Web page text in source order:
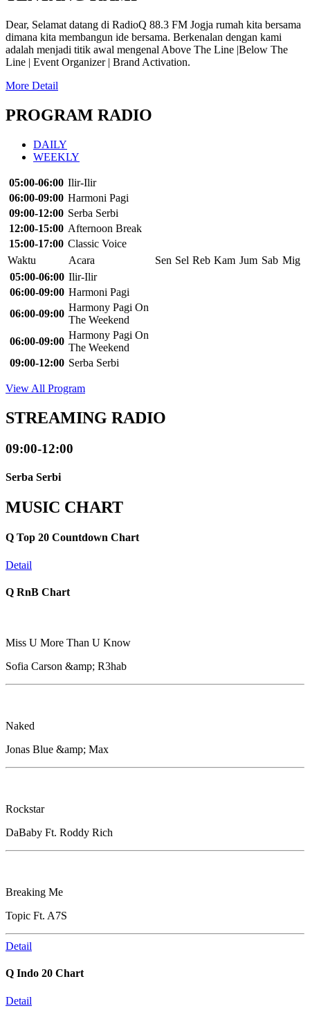
Dear, Selamat datang di RadioQ 88.3 FM Jogja rumah kita bersama
dimana kita membangun ide bersama. Berkenalan dengan kami
adalah menjadi titik awal mengenal Above The Line |Below The
Line | Event Organizer | Brand Activation.
More Detail
PROGRAM RADIO
DAILY
WEEKLY
05:00-06:00 Ilir-Ilir
06:00-09:00 Harmoni Pagi
09:00-12:00 Serba Serbi
12:00-15:00 Afternoon Break
15:00-17:00 Classic Voice
Waktu
Acara Sen Sel Reb Kam Jum Sab Mig
05:00-06:00 Ilir-Ilir
06:00-09:00 Harmoni Pagi
06:00-09:00
Harmony Pagi On
The Weekend
06:00-09:00
Harmony Pagi On
The Weekend
09:00-12:00 Serba Serbi
View All Program
STREAMING RADIO
09:00-12:00
Serba Serbi
MUSIC CHART
Q Top 20 Countdown Chart
Detail
Q RnB Chart
Miss U More Than U Know
Sofia Carson &amp; R3hab
Naked
Jonas Blue &amp; Max
Rockstar
DaBaby Ft. Roddy Rich
Breaking Me
Topic Ft. A7S
Detail
Q Indo 20 Chart
Detail